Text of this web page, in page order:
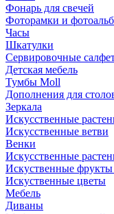
Фонарь для свечей
Фоторамки и
Часы
Шкатулки
Сервировочные
Детская мебель
Тумбы Moll
Дополнения для
Зеркала
Искусственные
Искусственные ветви
Венки
Искусственные
Искуственные
Искуственные цветы
Мебель
Диваны